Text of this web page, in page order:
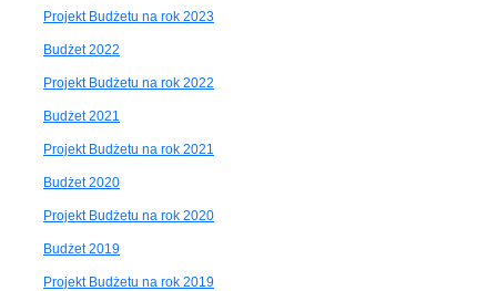
Projekt Budżetu na rok 2023
Budżet 2022
Projekt Budżetu na rok 2022
Budżet 2021
Projekt Budżetu na rok 2021
Budżet 2020
Projekt Budżetu na rok 2020
Budżet 2019
Projekt Budżetu na rok 2019